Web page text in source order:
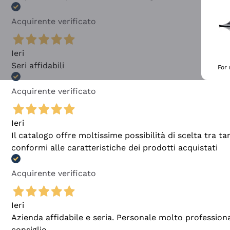
Acquirente verificato
Ieri
Seri affidabili
Acquirente verificato
Ieri
Il catalogo offre moltissime possibilità di scelta tra
conformi alle caratteristiche dei prodotti acquistati
Acquirente verificato
Ieri
Azienda affidabile e seria. Personale molto
For